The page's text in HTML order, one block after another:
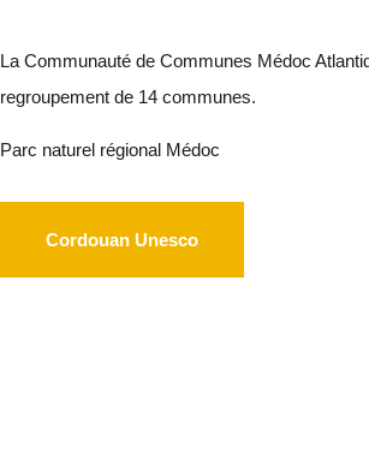
La Communauté de Communes Médoc
regroupement de 14 communes.
Parc naturel régional Médoc
Cordouan Unesco